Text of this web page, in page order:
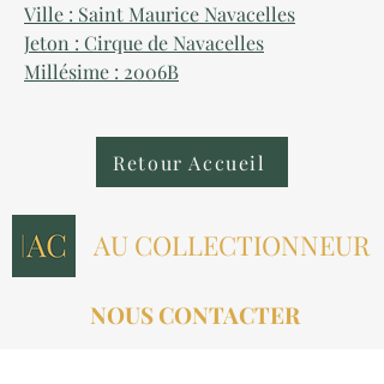
Ville : Saint Maurice Navacelles
Jeton : Cirque de Navacelles
Millésime : 2006B
Retour Accueil
AU COLLECTIONNEUR
NOUS CONTACTER